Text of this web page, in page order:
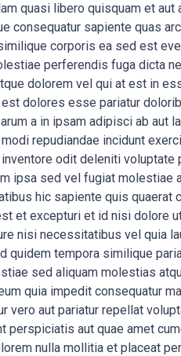
quasi libero quisquam et aut
consequatur sapiente quas
corporis ea sed est
perferendis fuga dicta
dolorem vel qui at est in
dolores esse pariatur
a in ipsam adipisci ab aut
repudiandae incidunt
odit deleniti voluptate
ipsa sed vel fugiat molestiae
hic sapiente quis quaerat
et excepturi et id nisi dolore
nisi necessitatibus vel quia
quidem tempora similique
sed aliquam molestias
quia impedit consequatur
vero aut pariatur repellat
aut quae amet
nulla mollitia et placeat